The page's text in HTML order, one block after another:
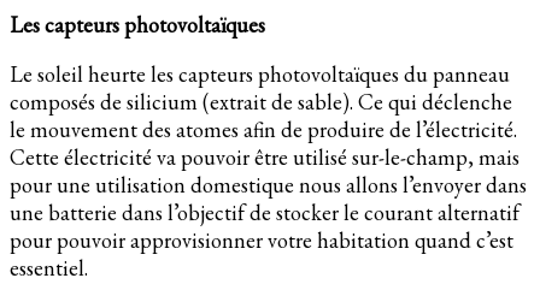
Les capteurs photovoltaïques
Le soleil heurte les capteurs photovoltaïques du panneau
composés de silicium (extrait de sable). Ce qui déclenche
le mouvement des atomes afin de produire de l’électricité.
Cette électricité va pouvoir être utilisé sur-le-champ, mais
pour une utilisation domestique nous allons l’envoyer dans
une batterie dans l’objectif de stocker le courant alternatif
pour pouvoir approvisionner votre habitation quand c’est
essentiel.